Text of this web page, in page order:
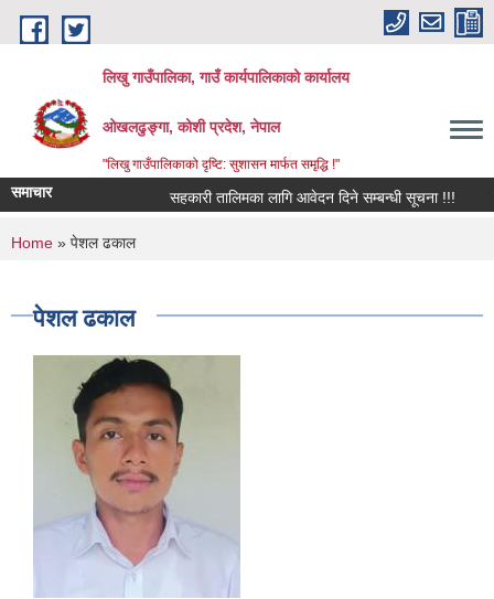
Skip to main content
लिखु गाउँपालिका, गाउँ कार्यपालिकाको कार्यालय
ओखलढुङ्गा, कोशी प्रदेश, नेपाल
"लिखु गाउँपालिकाको दृष्टि: सुशासन मार्फत समृद्धि !"
समाचार सहकारी तालिमका लागि आवेदन दिने सम्बन्धी सूचना !!!
You are here
Home » पेशल ढकाल
पेशल ढकाल